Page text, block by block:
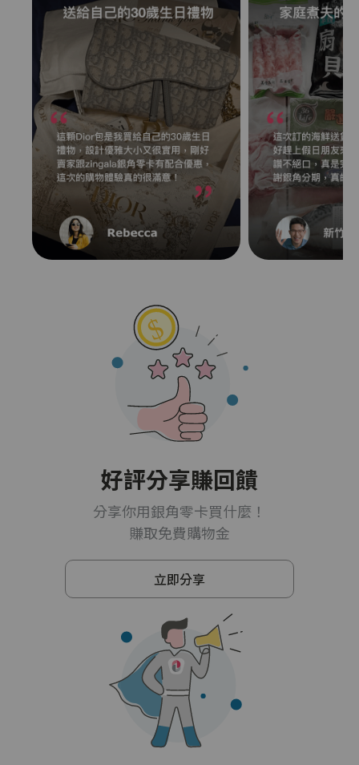
好評分享賺回饋
分享你用銀角零卡買什麼！
賺取免費購物金
立即分享